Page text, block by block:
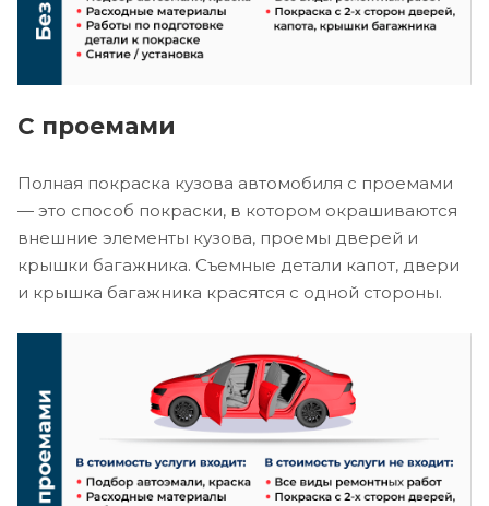
С проемами
Полная покраска кузова автомобиля с проемами
— это способ покраски, в котором окрашиваются
внешние элементы кузова, проемы дверей и
крышки багажника. Съемные детали капот, двери
и крышка багажника красятся с одной стороны.